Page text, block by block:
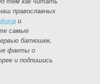
православных
и
самые
батюшек,
факты о
и подпишись